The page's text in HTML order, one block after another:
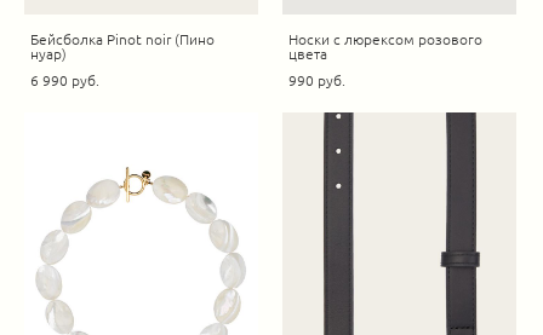
Бейсболка Pinot noir (Пино
нуар)
6 990 pуб.
Носки с люрексом розового
цвета
990 pуб.